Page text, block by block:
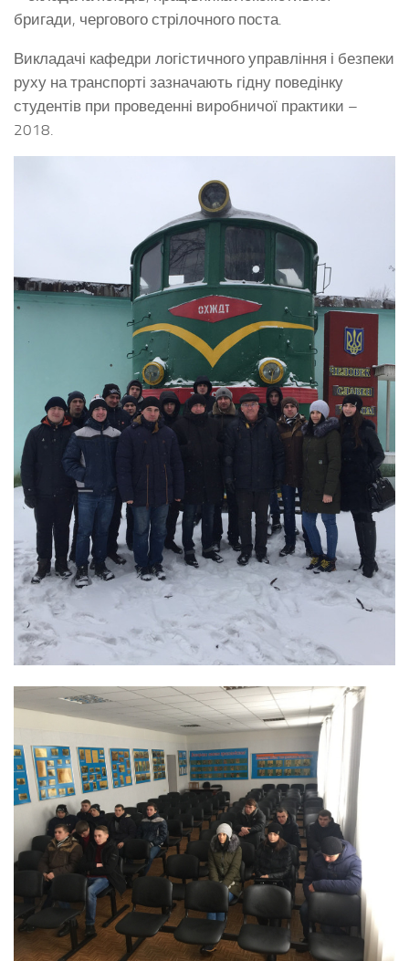
бригади, чергового стрілочного поста.
Викладачі кафедри логістичного управління і безпеки
руху на транспорті зазначають гідну поведінку
студентів при проведенні виробничої практики –
2018.